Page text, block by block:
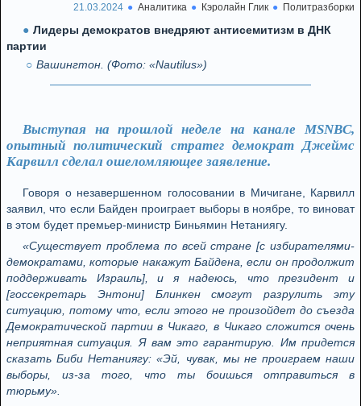
21.03.2024 Аналитика Кэролайн Глик Политразборки
Лидеры демократов внедряют антисемитизм в ДНК
партии
Вашингтон. (Фото: «Nautilus»)
Выступая на прошлой неделе на канале MSNBC,
опытный политический стратег демократ Джеймс
Карвилл сделал ошеломляющее заявление.
Говоря о незавершенном голосовании в Мичигане, Карвилл
заявил, что если Байден проиграет выборы в ноябре, то виноват
в этом будет премьер-министр Биньямин Нетаниягу.
«Существует проблема по всей стране [с избирателями-
демократами, которые накажут Байдена, если он продолжит
поддерживать Израиль], и я надеюсь, что президент и
[госсекретарь Энтони] Блинкен смогут разрулить эту
ситуацию, потому что, если этого не произойдет до съезда
Демократической партии в Чикаго, в Чикаго сложится очень
неприятная ситуация. Я вам это гарантирую. Им придется
сказать Биби Нетаниягу: «Эй, чувак, мы не проиграем наши
выборы, из-за того, что ты боишься отправиться в
тюрьму».